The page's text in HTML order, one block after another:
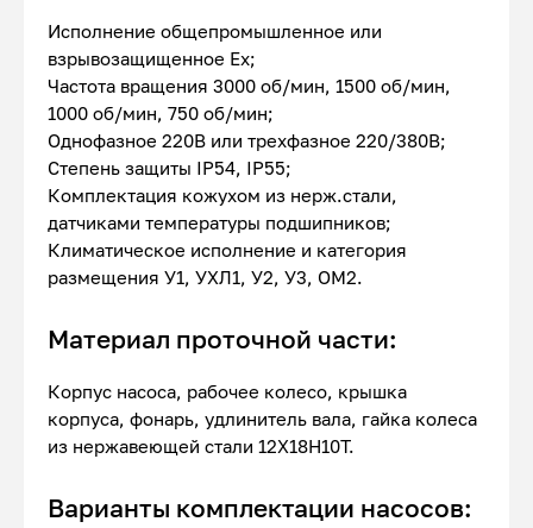
Исполнение общепромышленное или
взрывозащищенное Ex;
Частота вращения 3000 об/мин, 1500 об/мин,
1000 об/мин, 750 об/мин;
Однофазное 220В или трехфазное 220/380В;
Степень защиты IP54, IP55;
Комплектация кожухом из нерж.стали,
датчиками температуры подшипников;
Климатическое исполнение и категория
размещения У1, УХЛ1, У2, У3, ОМ2.
Материал проточной части:
Корпус насоса, рабочее колесо, крышка
корпуса, фонарь, удлинитель вала, гайка колеса
из нержавеющей стали 12Х18Н10Т.
Варианты комплектации насосов: